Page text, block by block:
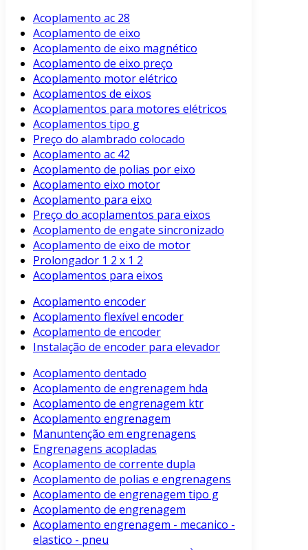
Acoplamento ac 28
Acoplamento de eixo
Acoplamento de eixo magnético
Acoplamento de eixo preço
Acoplamento motor elétrico
Acoplamentos de eixos
Acoplamentos para motores elétricos
Acoplamentos tipo g
Preço do alambrado colocado
Acoplamento ac 42
Acoplamento de polias por eixo
Acoplamento eixo motor
Acoplamento para eixo
Preço do acoplamentos para eixos
Acoplamento de engate sincronizado
Acoplamento de eixo de motor
Prolongador 1 2 x 1 2
Acoplamentos para eixos
Acoplamento encoder
Acoplamento flexível encoder
Acoplamento de encoder
Instalação de encoder para elevador
Acoplamento dentado
Acoplamento de engrenagem hda
Acoplamento de engrenagem ktr
Acoplamento engrenagem
Manuntenção em engrenagens
Engrenagens acopladas
Acoplamento de corrente dupla
Acoplamento de polias e engrenagens
Acoplamento de engrenagem tipo g
Acoplamento de engrenagem
Acoplamento engrenagem - mecanico -
elastico - pneu